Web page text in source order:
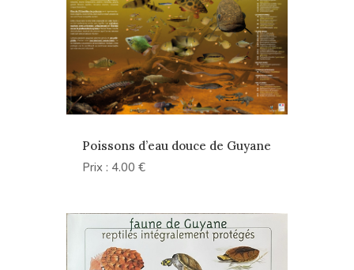
Poissons d’eau douce de Guyane
Prix : 4.00 €